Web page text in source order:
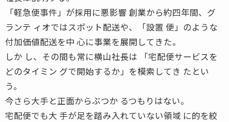
「軽急便事件」が採用に悪影響 創業から約四年間、グ
ランテ ィオではスポット配送や、「設置 便」のような
付加価値配送を中 心に事業を展開してきた。
しか し、その間も常に横山社長は 「宅配便サービスを
どのタイミン グで開始するか」を模索してき たとい
う。
今さら大手と正面からぶつか るつもりはない。
宅配便でも大 手が足を踏み入れていない領域 に的を絞